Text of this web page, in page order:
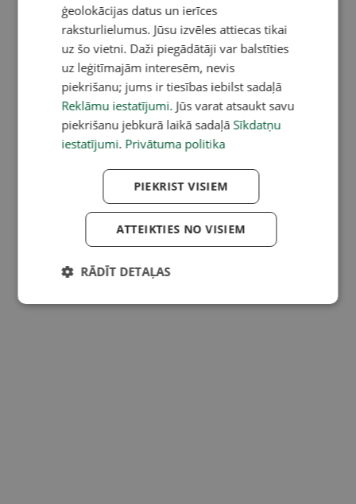
ģeolokācijas datus un ierīces
raksturlielumus. Jūsu izvēles attiecas tikai
uz šo vietni. Daži piegādātāji var balstīties
uz leģitīmajām interesēm, nevis
piekrišanu; jums ir tiesības iebilst sadaļā
Reklāmu iestatījumi. Jūs varat atsaukt savu
piekrišanu jebkurā laikā sadaļā Sīkdatņu
iestatījumi. Privātuma politika
PIEKRIST VISIEM
ATTEIKTIES NO VISIEM
RĀDĪT DETAĻAS